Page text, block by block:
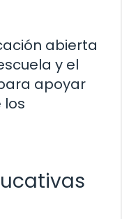
abierta
y el
apoyar
los